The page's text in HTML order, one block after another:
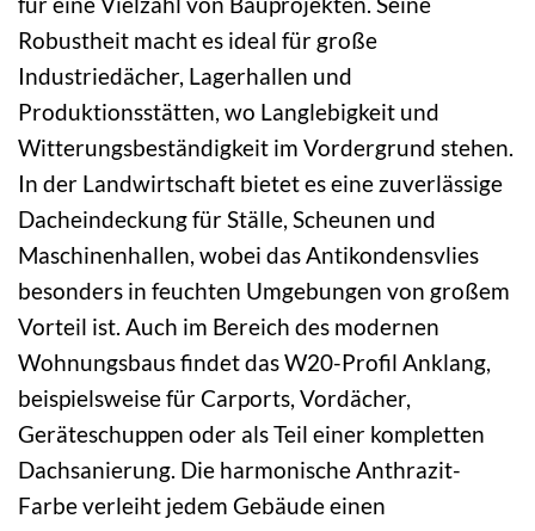
Robustheit macht es ideal für große
Industriedächer, Lagerhallen und
Produktionsstätten, wo Langlebigkeit und
Witterungsbeständigkeit im Vordergrund stehen.
In der Landwirtschaft bietet es eine zuverlässige
Dacheindeckung für Ställe, Scheunen und
Maschinenhallen, wobei das Antikondensvlies
besonders in feuchten Umgebungen von großem
Vorteil ist. Auch im Bereich des modernen
Wohnungsbaus findet das W20-Profil Anklang,
beispielsweise für Carports, Vordächer,
Geräteschuppen oder als Teil einer kompletten
Dachsanierung. Die harmonische Anthrazit-
Farbe verleiht jedem Gebäude einen